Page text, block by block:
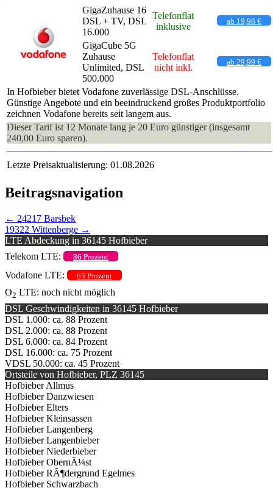
GigaZuhause 16
DSL + TV, DSL
16.000
Telefonflat
inklusive
ab 19,98 €
GigaCube 5G
Zuhause
Unlimited, DSL
500.000
Telefonflat
nicht inkl.
ab 29,99 €
In Hofbieber bietet Vodafone zuverlässige DSL-Anschlüsse.
Günstige Angebote und ein beeindruckend großes Produktportfolio
zeichnen Vodafone bereits seit langem aus.
Dieser Tarif ist 12 Monate lang je 20 Euro günstiger (insgesamt
240,00 Euro sparen).
Letzte Preisaktualisierung: 01.08.2026
Beitragsnavigation
← 24217 Barsbek
19322 Wittenberge →
LTE Abdeckung in 36145 Hofbieber
Telekom LTE:
86 Prozent
Vodafone LTE: 63 Prozent
O2 LTE: noch nicht möglich
DSL Geschwindigkeiten in 36145 Hofbieber
DSL 1.000: ca. 88 Prozent
DSL 2.000: ca. 88 Prozent
DSL 6.000: ca. 84 Prozent
DSL 16.000: ca. 75 Prozent
VDSL 50.000: ca. 45 Prozent
Ortsteile von Hofbieber, PLZ 36145
Hofbieber Allmus
Hofbieber Danzwiesen
Hofbieber Elters
Hofbieber Kleinsassen
Hofbieber Langenberg
Hofbieber Langenbieber
Hofbieber Niederbieber
Hofbieber ObernÃ¼st
Hofbieber RÃ¶dergrund Egelmes
Hofbieber Schwarzbach